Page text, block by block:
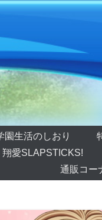
園生活のしおり
翔愛SLAPSTICKS!
通販コー